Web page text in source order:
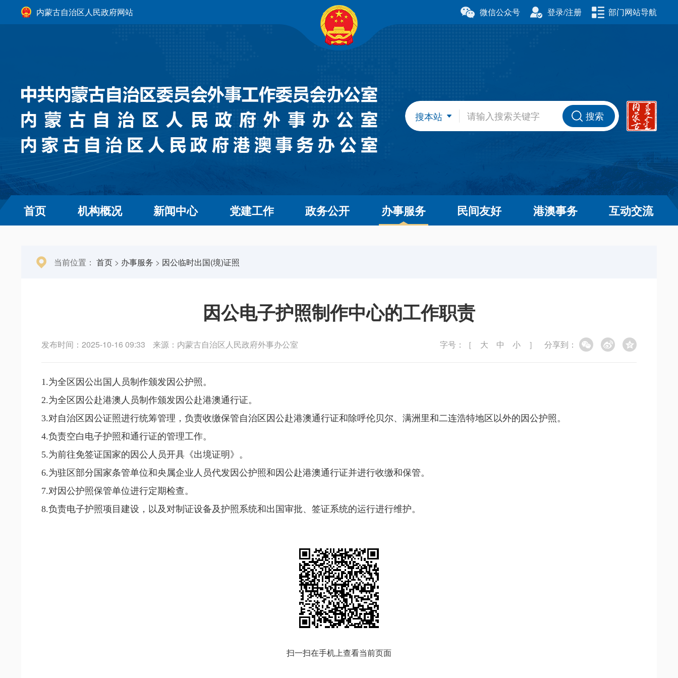
内蒙古自治区人民政府网站 微信公众号 登录/注册 部门网站导航
自治区政府组成部门
发展和改革委员会
人力资源和社会保障厅
生态环境厅
外事办公室
交通运输厅
水利厅
农牧厅
商务厅
文化和旅游厅
卫生健康委员会
退役军人事务厅
应急管理厅
自治区直属机构
市场监督管理局 林业和草原局
广播电视局
搜本站 搜索
首页 机构概况 新闻中心 党建工作 政务公开 办事服务 民间友好 港澳事务 互动交流
当前位置： 首页 > 办事服务 > 因公临时出国(境)证照
因公电子护照制作中心的工作职责
发布时间：2025-10-16 09:33 来源：内蒙古自治区人民政府外事办公室 字号：［ 大 中 小 ］ 分享到：
1.为全区因公出国人员制作颁发因公护照。
2.为全区因公赴港澳人员制作颁发因公赴港澳通行证。
3.对自治区因公证照进行统筹管理，负责收缴保管自治区因公赴港澳通行证和除呼伦贝尔、满洲里和二连浩特地区以外的因公护照。
4.负责空白电子护照和通行证的管理工作。
5.为前往免签证国家的因公人员开具《出境证明》。
6.为驻区部分国家条管单位和央属企业人员代发因公护照和因公赴港澳通行证并进行收缴和保管。
7.对因公护照保管单位进行定期检查。
8.负责电子护照项目建设，以及对制证设备及护照系统和出国审批、签证系统的运行进行维护。
扫一扫在手机上查看当前页面